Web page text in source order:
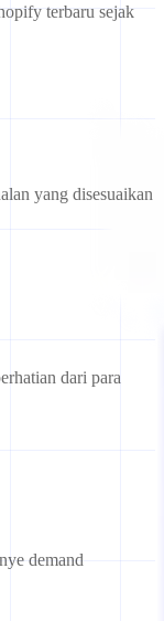
terbaru sejak
yang disesuaikan
dari para
demand